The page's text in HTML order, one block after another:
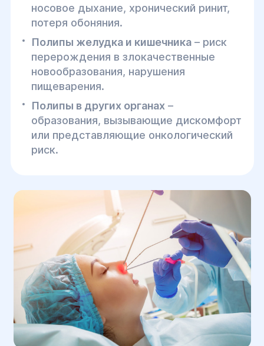
носовое дыхание, хронический ринит,
потеря обоняния.
Полипы желудка и кишечника– риск
перерождения в злокачественные
новообразования, нарушения
пищеварения.
Полипы в других органах–
образования, вызывающие дискомфорт
или представляющие онкологический
риск.